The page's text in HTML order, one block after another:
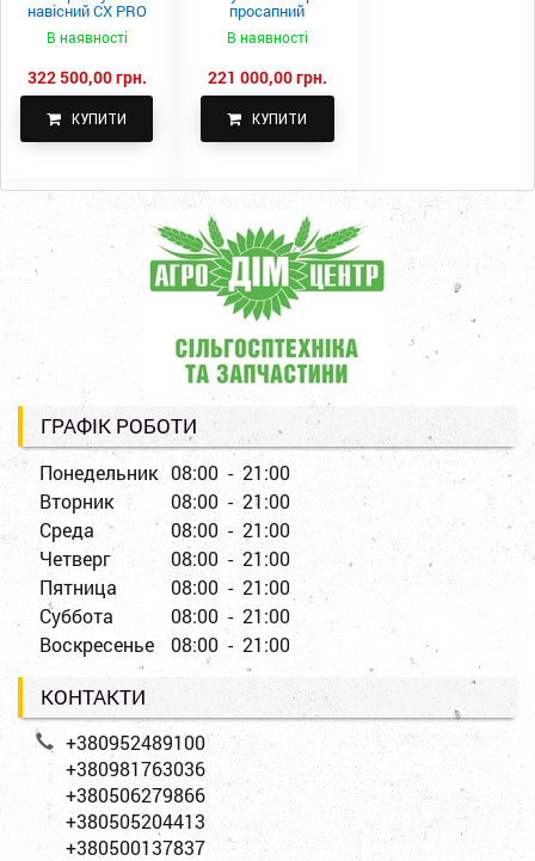
навісний CX PRO
В наявності
322 500,00 грн.
КУПИТИ
просапний
КПН-5,6-05
В наявності
221 000,00 грн.
КУПИТИ
ГРАФІК РОБОТИ
Понедельник 08:00 - 21:00
Вторник
08:00 - 21:00
Среда
08:00 - 21:00
Четверг
08:00 - 21:00
Пятница
08:00 - 21:00
Суббота
08:00 - 21:00
Воскресенье
08:00 - 21:00
КОНТАКТИ
+380952489100
+380981763036
+380506279866
+380505204413
+380500137837